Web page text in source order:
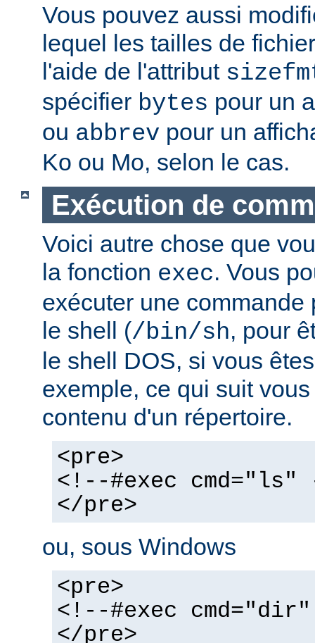
Vous pouvez aussi
lequel les tailles de
l'aide de l'attribut
spécifier bytes pour un
ou abbrev pour un
Ko ou Mo, selon le cas.
Exécution de
Voici autre chose que
la fonction exec. Vous
exécuter une commande
le shell (/bin/sh, pour
le shell DOS, si vous
exemple, ce qui suit
contenu d'un répertoire.
<pre>
<!--#exec cmd="ls"
</pre>
ou, sous Windows
<pre>
<!--#exec
</pre>